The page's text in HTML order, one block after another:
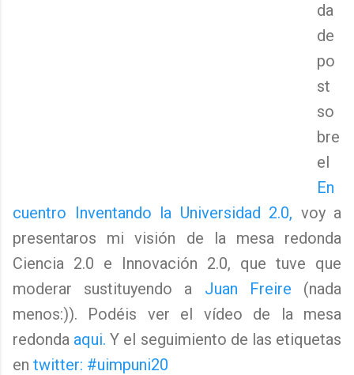
da
de
po
st
so
bre
el
En
cuentro Inventando la Universidad 2.0, voy a
presentaros mi visión de la mesa redonda
Ciencia 2.0 e Innovación 2.0, que tuve que
moderar sustituyendo a Juan Freire (nada
menos:)). Podéis ver el vídeo de la mesa
redonda aqui.Y el seguimiento de las etiquetas
en twitter: #uimpuni20